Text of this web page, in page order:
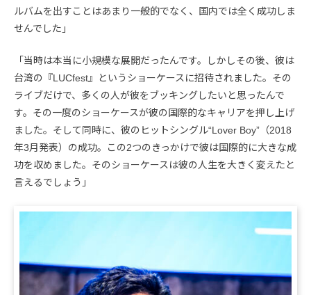
ルバムを出すことはあまり一般的でなく、国内では全く成功しま
せんでした」
「当時は本当に小規模な展開だったんです。しかしその後、彼は
台湾の『LUCfest』というショーケースに招待されました。その
ライブだけで、多くの人が彼をブッキングしたいと思ったんで
す。その一度のショーケースが彼の国際的なキャリアを押し上げ
ました。そして同時に、彼のヒットシングル“Lover Boy”（2018
年3月発表）の成功。この2つのきっかけで彼は国際的に大きな成
功を収めました。そのショーケースは彼の人生を大きく変えたと
言えるでしょう」